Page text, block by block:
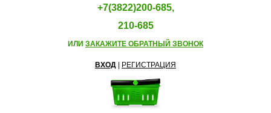
+7(3822)200-685,
210-685
ИЛИ ЗАКАЖИТЕ ОБРАТНЫЙ ЗВОНОК
ВХОД РЕГИСТРАЦИЯ